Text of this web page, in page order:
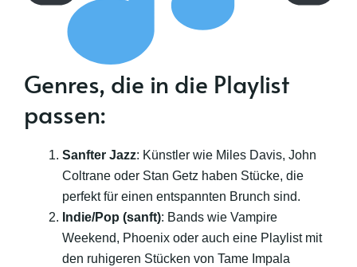
Genres, die in die Playlist
passen:
Sanfter Jazz: Künstler wie Miles Davis, John
Coltrane oder Stan Getz haben Stücke, die
perfekt für einen entspannten Brunch sind.
Indie/Pop (sanft): Bands wie Vampire
Weekend, Phoenix oder auch eine Playlist mit
den ruhigeren Stücken von Tame Impala